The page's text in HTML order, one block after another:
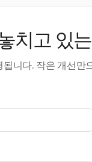
치고 있
니다. 작은 개선만